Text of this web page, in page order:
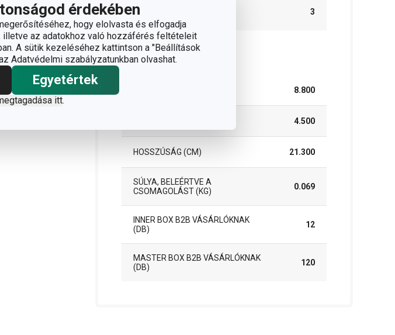
érdekében
hogy elolvasta és elfogadja
az adatokhoz való hozzáférés feltételeit
A sütik kezeléséhez kattintson a "Beállítások
Adatvédelmi szabályzatunkban olvashat.
Egyetértek
itt.
A GARANCIÁLIS
IDŐSZAK (ÉVEKBEN)
3
Csomag
8.800
4.500
HOSSZÚSÁG (CM) 21.300
SÚLYA, BELEÉRTVE A
CSOMAGOLÁST (KG)
0.069
INNER BOX B2B VÁSÁRLÓKNAK
(DB)
12
MASTER BOX B2B VÁSÁRLÓKNAK
(DB)
120